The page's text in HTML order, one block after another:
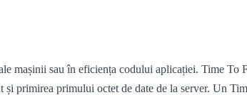
mașinii sau în eficiența codului aplicației. Time To
primirea primului octet de date de la server. Un